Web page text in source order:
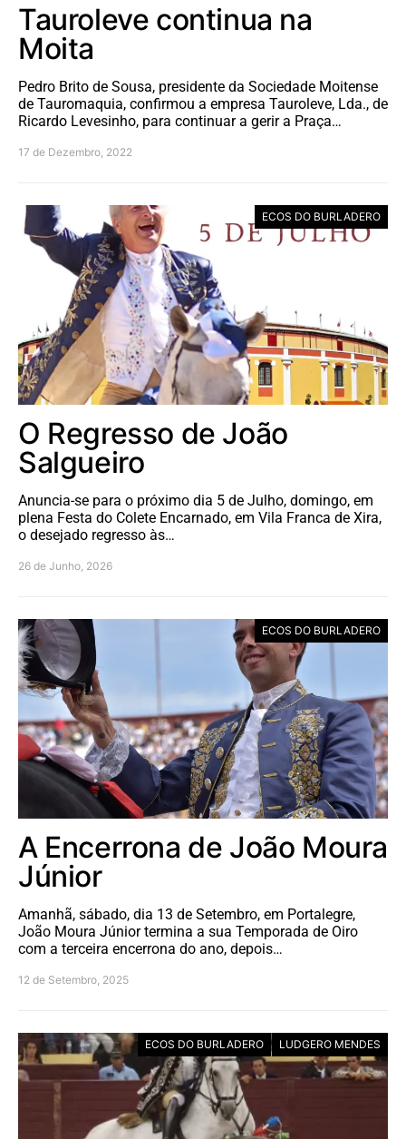
Tauroleve continua na
Moita
Pedro Brito de Sousa, presidente da Sociedade Moitense
de Tauromaquia, confirmou a empresa Tauroleve, Lda., de
Ricardo Levesinho, para continuar a gerir a Praça…
17 de Dezembro, 2022
ECOS DO BURLADERO
O Regresso de João
Salgueiro
Anuncia-se para o próximo dia 5 de Julho, domingo, em
plena Festa do Colete Encarnado, em Vila Franca de Xira,
o desejado regresso às…
26 de Junho, 2026
ECOS DO BURLADERO
A Encerrona de João Moura
Júnior
Amanhã, sábado, dia 13 de Setembro, em Portalegre,
João Moura Júnior termina a sua Temporada de Oiro
com a terceira encerrona do ano, depois…
12 de Setembro, 2025
ECOS DO BURLADERO LUDGERO MENDES